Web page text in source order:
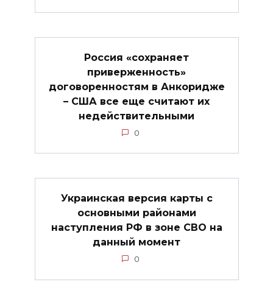
Россия «сохраняет
приверженность»
договоренностям в Анкоридже
– США все еще считают их
недействительными
0
Украинская версия карты с
основными районами
наступления РФ в зоне СВО на
данный момент
0